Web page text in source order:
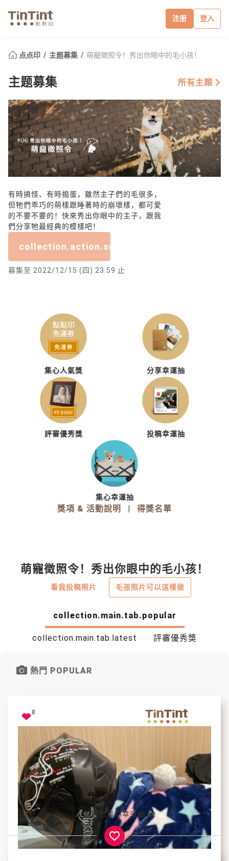
注册 登入
点点印 主题募集 萌寵徵照令！秀出你眼中的毛小孩！
主题募集 所有主題
有時搞怪、有時搗蛋，雖然主子們的毛很多，
但牠們乖巧的萌樣跟睡著時的崩壞樣，都可愛
的不要不要的！快來秀出你眼中的主子，跟我
們分享牠最經典的模樣吧！
collection.action.submission_closed
募集至 2022/12/15 (四) 23:59 止
獎項 & 活動說明 | 得獎名單
集心人氣獎 分享幸運抽
評審優秀獎 投稿幸運抽
集心幸運抽
萌寵徵照令！秀出你眼中的毛小孩！
看我投稿照片 毛孩照片可以這樣做
collection.main.tab.popular
collection.main.tab.latest 評審優秀獎
熱門 POPULAR
8
▲ 前百名集心幸運抽 ▲